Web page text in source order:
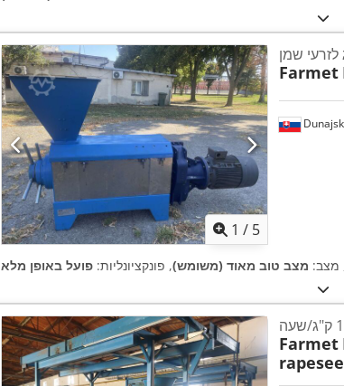
1 / 5
שמן
Farmet
מצב: מצב טוב מאוד (משומש), פונקציונליות: פועל באופן מלא
Farmet